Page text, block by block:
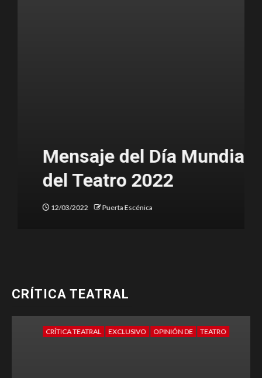
Mensaje del Día Mundial
del Teatro 2022
12/03/2022 Puerta Escénica
CRÍTICA TEATRAL
CRÍTICA TEATRAL EXCLUSIVO OPINIÓN DE TEATRO